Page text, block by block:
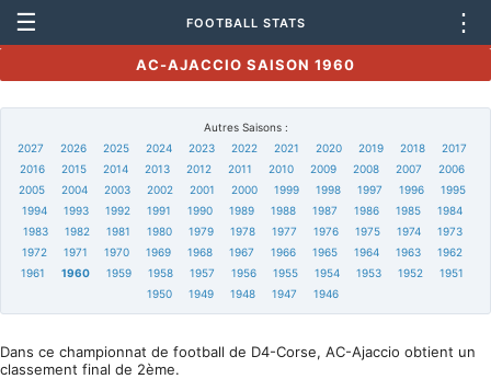
☰ FOOTBALL STATS ⋮
AC-AJACCIO SAISON 1960
Autres Saisons :
2027
2026 2025 2024 2023 2022 2021 2020 2019 2018
2017
2016
2015 2014 2013 2012 2011 2010 2009 2008 2007
2006
2005
2004 2003 2002 2001 2000 1999 1998 1997 1996
1995
1994
1993 1992 1991 1990 1989 1988 1987 1986 1985
1984
1983
1982 1981 1980 1979 1978 1977 1976 1975 1974
1973
1972
1971 1970 1969 1968 1967 1966 1965 1964 1963
1962
1961
1960 1959 1958 1957 1956 1955 1954 1953 1952
1951
1950
1949 1948 1947 1946
Dans ce championnat de football de D4-Corse, AC-Ajaccio obtient un
classement final de 2ème.